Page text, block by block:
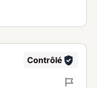
Contrôlé